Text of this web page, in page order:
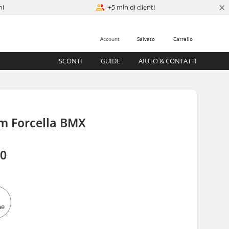
+5 mln di clienti ×
Carrello
Salvato
Account
SCONTI GUIDE AIUTO & CONTATTI
Forcella BMX